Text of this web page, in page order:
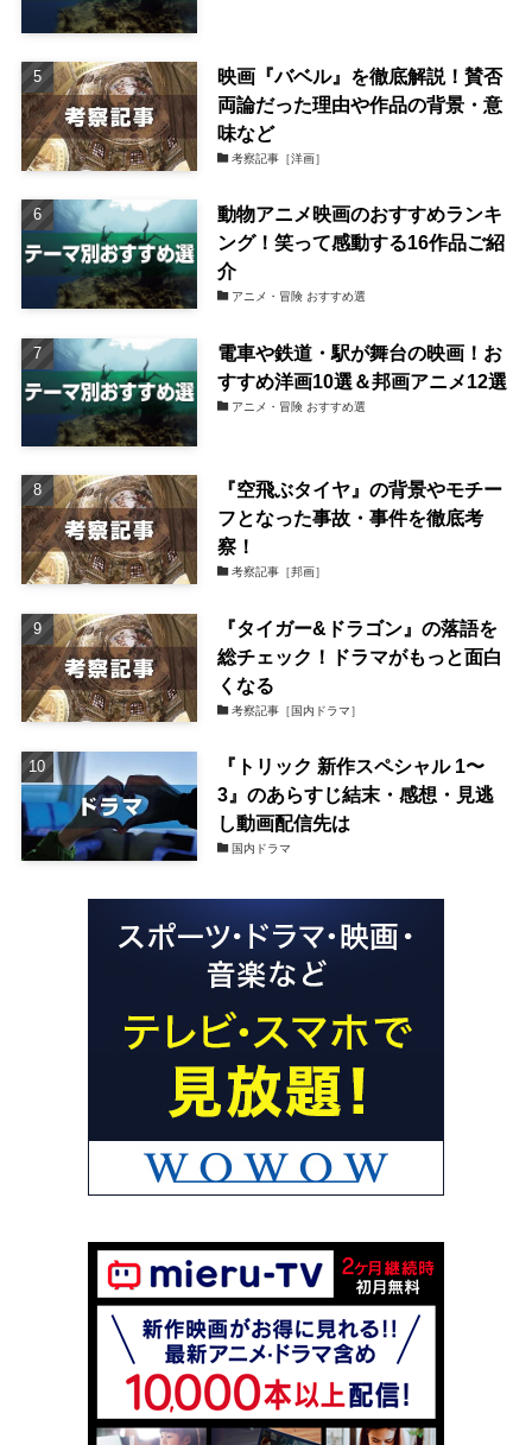
映画『バベル』を徹底解説！賛否
両論だった理由や作品の背景・意
味など
考察記事［洋画］
動物アニメ映画のおすすめランキ
ング！笑って感動する16作品ご紹
介
アニメ・冒険 おすすめ選
電車や鉄道・駅が舞台の映画！お
すすめ洋画10選＆邦画アニメ12選
アニメ・冒険 おすすめ選
『空飛ぶタイヤ』の背景やモチー
フとなった事故・事件を徹底考
察！
考察記事［邦画］
『タイガー&ドラゴン』の落語を
総チェック！ドラマがもっと面白
くなる
考察記事［国内ドラマ］
『トリック 新作スペシャル 1〜
3』のあらすじ結末・感想・見逃
し動画配信先は
国内ドラマ